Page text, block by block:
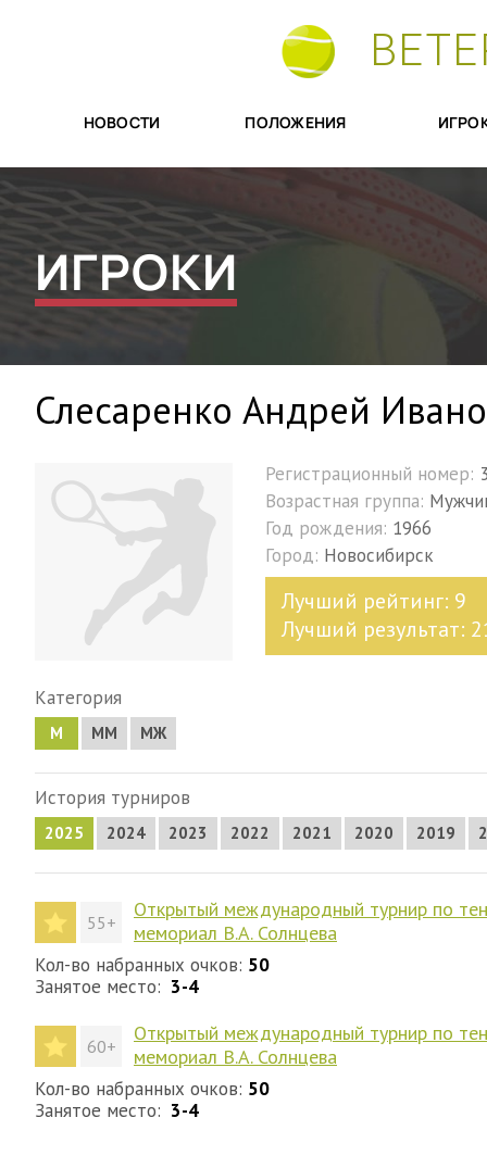
НОВОСТИ ПОЛОЖЕНИЯ
ИГРОКИ
Слесаренко Андрей
Регистрационный номер:
Возрастная группа:
Год рождения: 1966
Город: Новосибирск
Лучший рейтинг: 9
Лучший результат:
Категория
М MM МЖ
История турниров
2025 2024 2023 2022 2021 2020 2019
55+
Открытый международный турнир по
мемориал В.А. Солнцева
Кол-во набранных очков: 50
Занятое место: 3-4
60+
Открытый международный турнир по
мемориал В.А. Солнцева
Кол-во набранных очков: 50
Занятое место: 3-4